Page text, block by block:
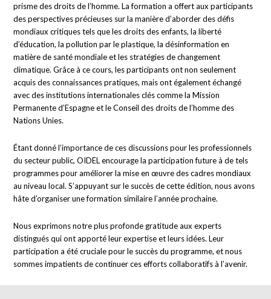
prisme des droits de l’homme. La formation a offert aux participants
des perspectives précieuses sur la manière d’aborder des défis
mondiaux critiques tels que les droits des enfants, la liberté
d’éducation, la pollution par le plastique, la désinformation en
matière de santé mondiale et les stratégies de changement
climatique. Grâce à ce cours, les participants ont non seulement
acquis des connaissances pratiques, mais ont également échangé
avec des institutions internationales clés comme la Mission
Permanente d’Espagne et le Conseil des droits de l’homme des
Nations Unies.
Étant donné l’importance de ces discussions pour les professionnels
du secteur public, OIDEL encourage la participation future à de tels
programmes pour améliorer la mise en œuvre des cadres mondiaux
au niveau local. S’appuyant sur le succès de cette édition, nous avons
hâte d’organiser une formation similaire l’année prochaine.
Nous exprimons notre plus profonde gratitude aux experts
distingués qui ont apporté leur expertise et leurs idées. Leur
participation a été cruciale pour le succès du programme, et nous
sommes impatients de continuer ces efforts collaboratifs à l’avenir.